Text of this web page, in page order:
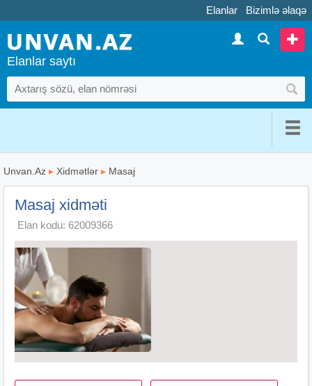
Elanlar Bizimlə əlaqə
Elanlar saytı
Unvan.Az ▸ Xidmətlər ▸ Masaj
Masaj xidməti
Elan kodu: 62009366